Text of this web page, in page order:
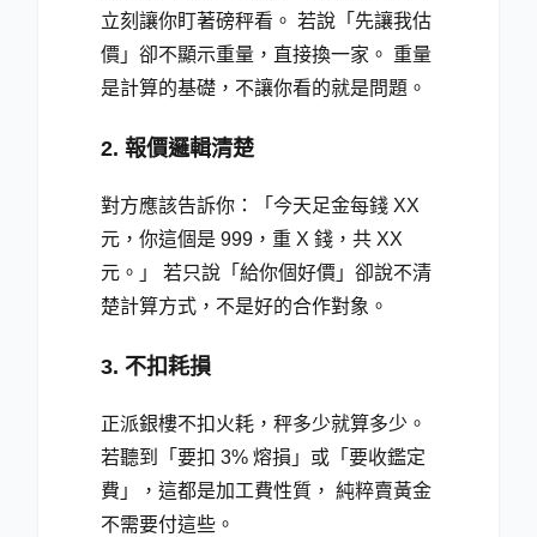
立刻讓你盯著磅秤看。 若說「先讓我估
價」卻不顯示重量，直接換一家。 重量
是計算的基礎，不讓你看的就是問題。
2. 報價邏輯清楚
對方應該告訴你：「今天足金每錢 XX
元，你這個是 999，重 X 錢，共 XX
元。」 若只說「給你個好價」卻說不清
楚計算方式，不是好的合作對象。
3. 不扣耗損
正派銀樓不扣火耗，秤多少就算多少。
若聽到「要扣 3% 熔損」或「要收鑑定
費」，這都是加工費性質， 純粹賣黃金
不需要付這些。